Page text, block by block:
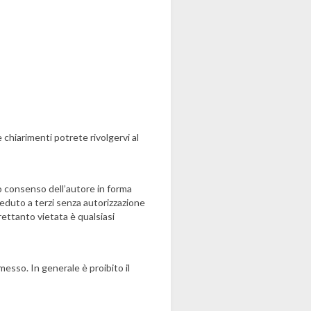
chiarimenti potrete rivolgervi al
dell’autore in forma
a terzi senza autorizzazione
vietata è qualsiasi
In generale è proibito il